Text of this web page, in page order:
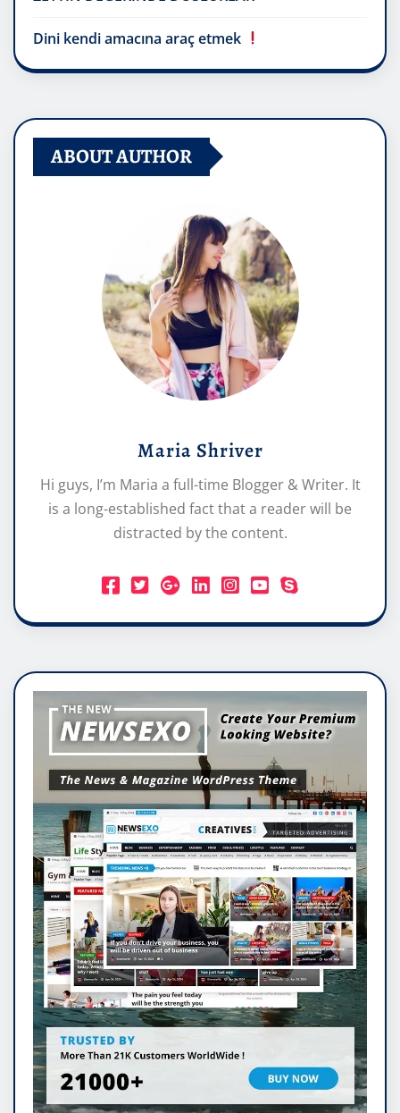
Dini kendi amacına araç etmek
ABOUT AUTHOR
Maria Shriver
Hi guys, I’m Maria a full-time Blogger & Writer. It
is a long-established fact that a reader will be
distracted by the content.